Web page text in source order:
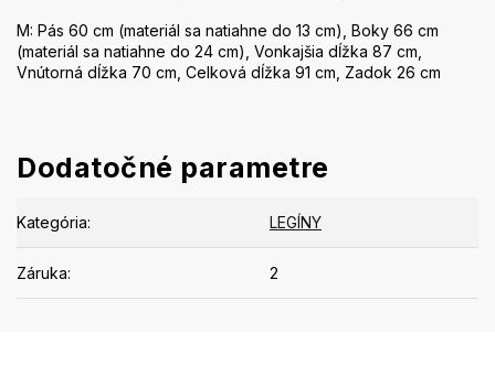
M: Pás 60 cm (materiál sa natiahne do 13 cm), Boky 66 cm
(materiál sa natiahne do 24 cm), Vonkajšia dĺžka 87 cm,
Vnútorná dĺžka 70 cm, Celková dĺžka 91 cm, Zadok 26 cm
Dodatočné parametre
Kategória: LEGÍNY
Záruka: 2